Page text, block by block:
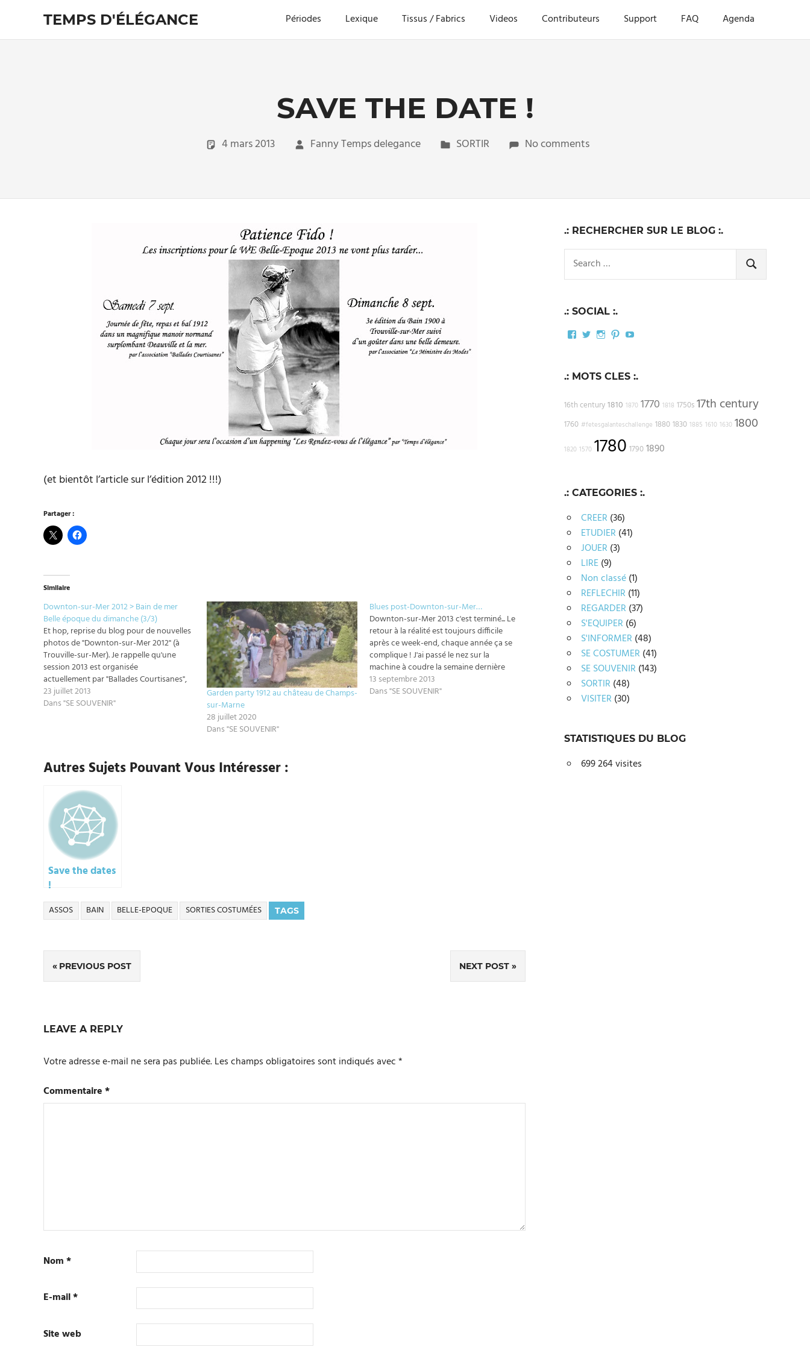
content
TEMPS D'ÉLÉGANCE
Pour
Périodes Lexique Tissus / Fabrics Videos Contributeurs Support FAQ Agenda
SAVE THE DATE !
4 mars 2013 Fanny Temps delegance SORTIR No comments
(et bientôt l’article sur l’édition 2012 !!!)
Partager :
Similaire
Downton-sur-Mer 2012 > Bain de mer
Belle époque du dimanche (3/3)
Et hop, reprise du blog pour de nouvelles
photos de "Downton-sur-Mer 2012" (à
Trouville-sur-Mer). Je rappelle qu'une
session 2013 est organisée
actuellement par "Ballades Courtisanes",
"le Ministère des Modes" et "Temps
d'élégance" (attention : costumes
23 juillet 2013
Dans "SE SOUVENIR"
Garden party 1912 au château de Champs-
sur-Marne
28 juillet 2020
Dans "SE SOUVENIR"
Blues post-Downton-sur-Mer…
Downton-sur-Mer 2013 c'est terminé... Le
retour à la réalité est toujours difficile
après ce week-end, chaque année ça se
complique ! J'ai passé le nez sur la
machine à coudre la semaine dernière
pour finir les costumes du WE donc
autant vous dire que j'avais beaucoup
13 septembre 2013
Dans "SE SOUVENIR"
Autres Sujets Pouvant Vous Intéresser :
Save the dates
!
TAGS
ASSOS BAIN BELLE-EPOQUE SORTIES COSTUMÉES
Navigation
de
PREVIOUS POST NEXT POST
LEAVE A REPLY
Votre adresse e-mail ne sera pas publiée.Les champs obligatoires sont indiqués avec*
Commentaire*
Nom*
E-mail*
Site web
.: RECHERCHER SUR LE BLOG :.
for:
SEARCH
.: SOCIAL :.
Facebook
TwitterInstagram
PinterestYouTube
.: MOTS CLES :.
16th century 1810 1870 1770 1818 1750s 17th century
1760 #fetesgalanteschallenge 1880 1830 1885 1610 1630 1800
1820 1570 1780 1790 1890
.: CATEGORIES :.
CREER (36)
ETUDIER (41)
JOUER (3)
LIRE(9)
Non classé(1)
REFLECHIR (11)
REGARDER (37)
S'EQUIPER (6)
S'INFORMER (48)
SE COSTUMER (41)
SE SOUVENIR (143)
SORTIR (48)
VISITER (30)
STATISTIQUES DU BLOG
699 264 visites